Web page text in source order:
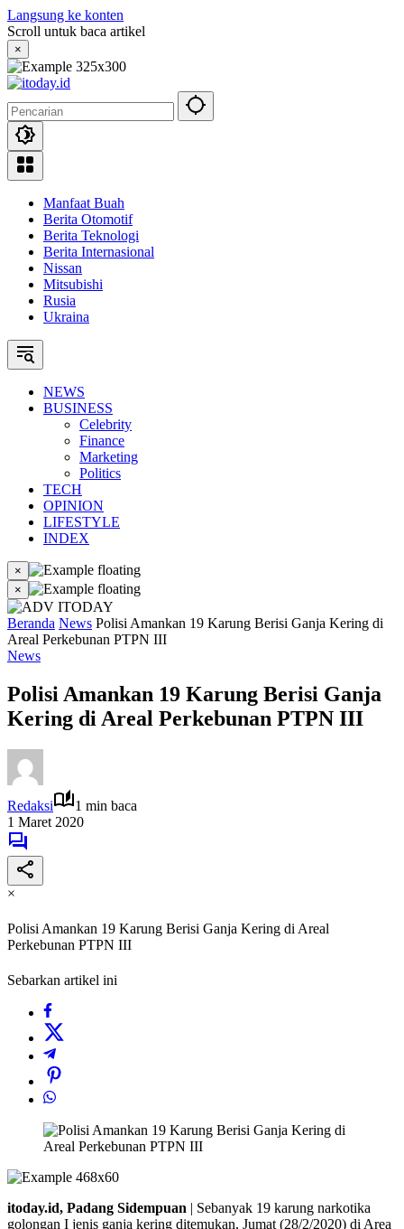
Langsung ke konten
Scroll untuk baca artikel
×
Manfaat Buah
Berita Otomotif
Berita Teknologi
Berita Internasional
Nissan
Mitsubishi
Rusia
Ukraina
NEWS
BUSINESS
Celebrity
Finance
Marketing
Politics
TECH
OPINION
LIFESTYLE
INDEX
×
×
Beranda News Polisi Amankan 19 Karung Berisi Ganja Kering di
Areal Perkebunan PTPN III
News
Polisi Amankan 19 Karung Berisi Ganja
Kering di Areal Perkebunan PTPN III
Redaksi
1 min baca
1 Maret 2020
×
Polisi Amankan 19 Karung Berisi Ganja Kering di Areal
Perkebunan PTPN III
Sebarkan artikel ini
itoday.id, Padang Sidempuan | Sebanyak 19 karung narkotika
golongan I jenis ganja kering ditemukan, Jumat (28/2/2020) di Area